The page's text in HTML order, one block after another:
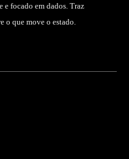
e focado em dados. Traz
o que move o estado.